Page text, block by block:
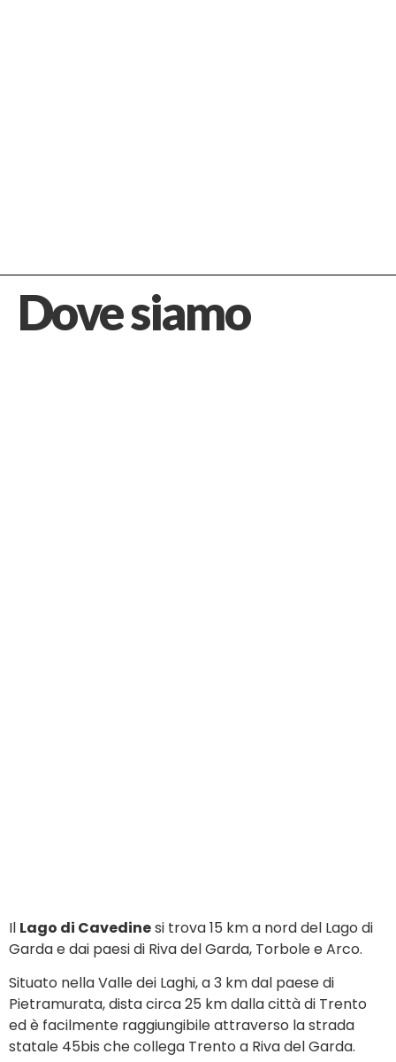
Dove siamo
Il Lago di Cavedinesi trova 15 km a nord del Lago di
Garda e dai paesi di Riva del Garda, Torbole e Arco.
Situato nella Valle dei Laghi, a 3 km dal paese di
Pietramurata, dista circa 25 km dalla città di Trento
ed è facilmente raggiungibile attraverso la strada
statale 45bis che collega Trento a Riva del Garda.